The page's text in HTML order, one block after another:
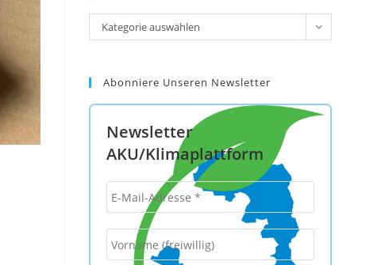
Kategorien
Kategorie auswählen
Abonniere Unseren Newsletter
Newsletter
AKU/Klimaplattform